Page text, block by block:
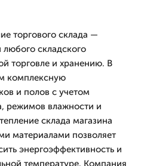
торгового склада —
складского
торговле и хранению. В
комплексную
и полов с учетом
режимов влажности и
склада магазина
материалами позволяет
энергоэффективность и
температуре. Компания